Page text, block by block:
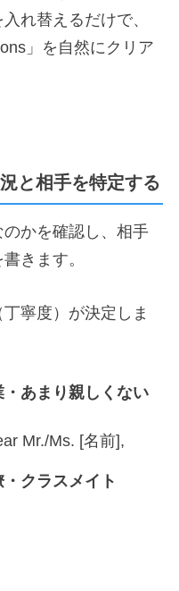
れ替えるだけで、
」を自然にクリア
と相手を特定する
かを確認し、相手
きます。
寧度）が決定しま
・あまり親しくない
Mr./Ms. [名前],
・クラスメイト